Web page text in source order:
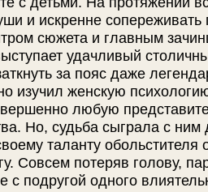
и искренне
сюжета и главным
удачливый
за пояс даже
изучил женскую
любую
Но, судьба сыграла с ним
таланту
Совсем потеряв голову,
с подругой одного